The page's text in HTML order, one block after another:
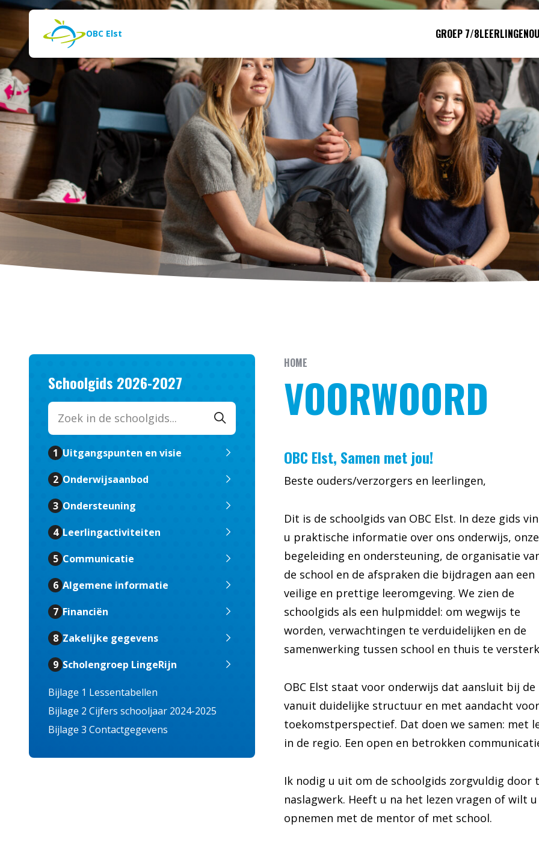
Naar de inhoud
OBC Elst GROEP 7/8LEERLINGEN
Schoolgids 2026-2027
Zoek in de schoolgids
1 Uitgangspunten en visie
2 Onderwijsaanbod
3 Ondersteuning
4 Leerlingactiviteiten
5 Communicatie
6 Algemene informatie
7 Financiën
8 Zakelijke gegevens
9 Scholengroep LingeRijn
Bijlage 1 Lessentabellen
Bijlage 2 Cijfers schooljaar 2024-2025
Bijlage 3 Contactgegevens
HOME
VOORWOORD
OBC Elst, Samen met jou!
Beste ouders/verzorgers en leerlingen,
Dit is de schoolgids van OBC Elst. In deze gids
u praktische informatie over ons onderwijs, onze
begeleiding en ondersteuning, de organisatie
de school en de afspraken die bijdragen aan een
veilige en prettige leeromgeving. We zien de
schoolgids als een hulpmiddel: om wegwijs te
worden, verwachtingen te verduidelijken en de
samenwerking tussen school en thuis te
OBC Elst staat voor onderwijs dat aansluit bij
vanuit duidelijke structuur en met aandacht
toekomstperspectief. Dat doen we samen: met
in de regio. Een open en betrokken
Ik nodig u uit om de schoolgids zorgvuldig
naslagwerk. Heeft u na het lezen vragen of wilt
opnemen met de mentor of met school.